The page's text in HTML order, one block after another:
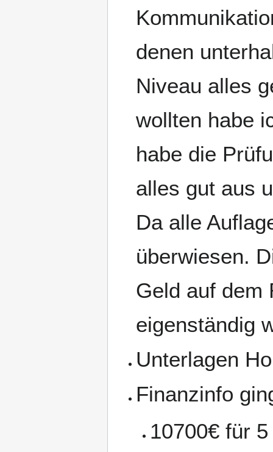
denen
Niveau alles
wollten habe
habe die
alles gut aus
Da alle
überwiesen.
Geld auf dem
eigenständig
Unterlagen
Finanzinfo
10700€ für